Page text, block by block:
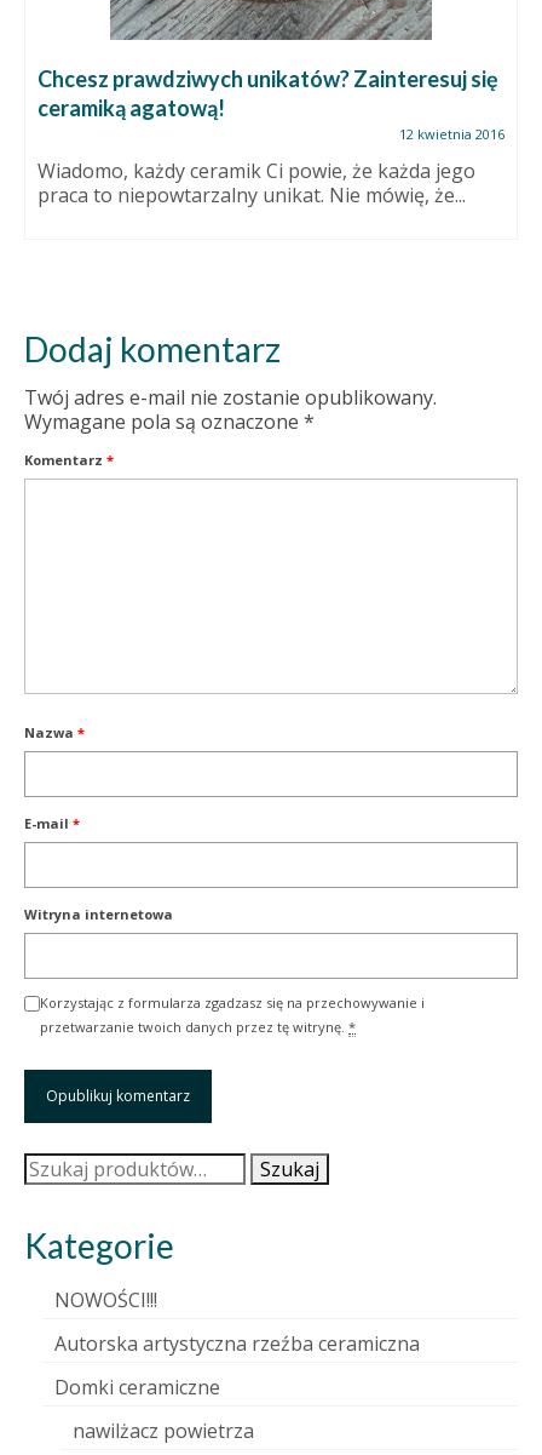
Chcesz prawdziwych unikatów? Zainteresuj się
ceramiką agatową!
12 kwietnia 2016
Wiadomo, każdy ceramik Ci powie, że każda jego
praca to niepowtarzalny unikat. Nie mówię, że...
Dodaj komentarz
Twój adres e-mail nie zostanie opublikowany.
Wymagane pola są oznaczone *
Komentarz *
Nazwa *
E-mail *
Witryna internetowa
Korzystając z formularza zgadzasz się na przechowywanie i
przetwarzanie twoich danych przez tę witrynę. *
Szukaj: Szukaj
Kategorie
NOWOŚCI!!!
Autorska artystyczna rzeźba ceramiczna
Domki ceramiczne
nawilżacz powietrza